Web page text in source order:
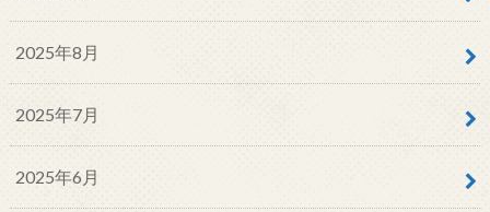
2025年8月
2025年7月
2025年6月